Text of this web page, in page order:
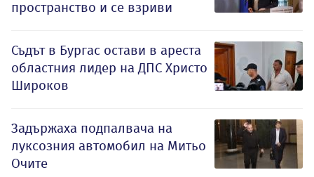
пространство и се взриви
Съдът в Бургас остави в ареста
областния лидер на ДПС Христо
Широков
Задържаха подпалвача на
луксозния автомобил на Митьо
Очите